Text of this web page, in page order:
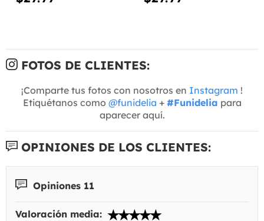
FOTOS DE CLIENTES:
¡Comparte tus fotos con nosotros en Instagram !
Etiquétanos como @funidelia + #Funidelia para
aparecer aquí.
OPINIONES DE LOS CLIENTES:
Opiniones 11
Valoración media: